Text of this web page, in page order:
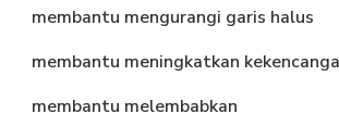
membantu mengurangi garis halus
membantu meningkatkan
membantu melembabkan